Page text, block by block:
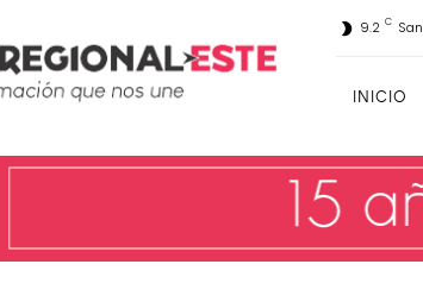
9.2 C
INICIO